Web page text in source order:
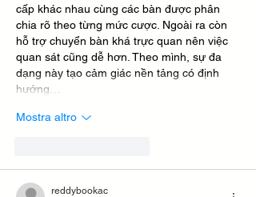
cấp khác nhau cùng các bàn được phân
chia rõ theo từng mức cược. Ngoài ra còn
hỗ trợ chuyển bàn khá trực quan nên việc
quan sát cũng dễ hơn. Theo mình, sự đa
dạng này tạo cảm giác nền tảng có định
hướng…
Mostra altro
reddybookac